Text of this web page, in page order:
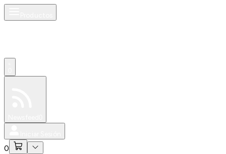
0